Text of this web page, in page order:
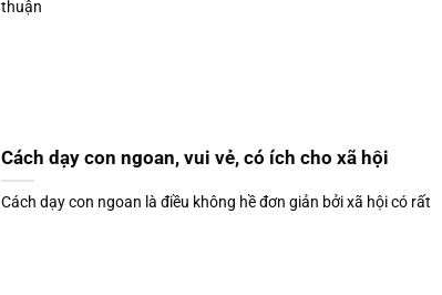
thuận
Cách dạy con ngoan, vui vẻ, có ích cho xã hội
Cách dạy con ngoan là điều không hề đơn giản bởi xã hội có rất